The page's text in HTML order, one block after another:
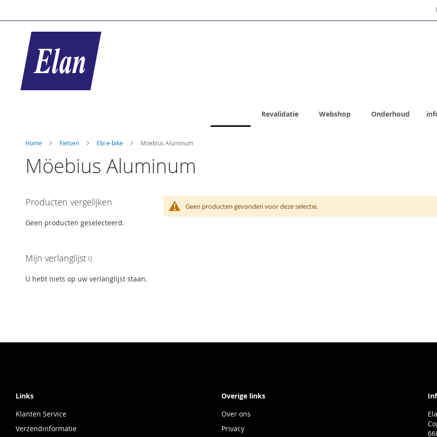
naar
inhoud
Revalidatie Webshop Onderhoud
Home Fietsen Ebi e-bike Möebius Aluminum
Möebius Aluminum
Geen producten gevonden voor deze selectie.
Producten vergelijken
Geen producten geselecteerd.
Mijn verlanglijst
U hebt niets op uw verlanglijst staan.
Links
Klanten Service
Verzendinformatie
Overige links
Over ons
Privacy